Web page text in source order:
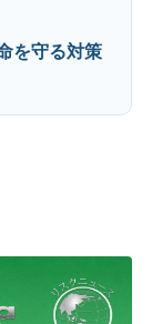
を守る対策